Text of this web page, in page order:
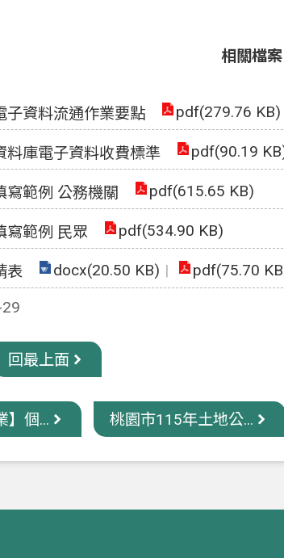
相關檔案
子資料流通作業要點 pdf(279.76 KB)
料庫電子資料收費標準 pdf(90.19
寫範例 公務機關 pdf(615.65 KB)
寫範例 民眾 pdf(534.90 KB)
表 docx(20.50 KB) pdf(75.70
回最上面
】個... 桃園市115年土地公...